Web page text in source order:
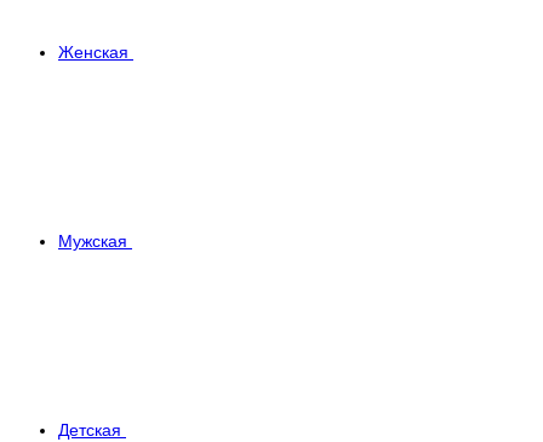
Женская
Мужская
Детская